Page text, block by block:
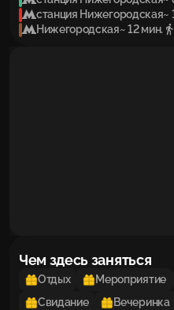
станция Нижегородская~
Нижегородская~ 12 мин.
Чем здесь заняться
Отдых Мероприятие
Свидание
Вечеринка